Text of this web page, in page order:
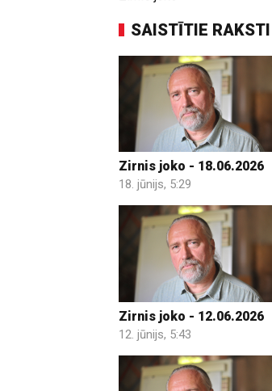
SAISTĪTIE RAKSTI
Zirnis joko - 18.06.2026
18. jūnijs, 5:29
Zirnis joko - 12.06.2026
12. jūnijs, 5:43